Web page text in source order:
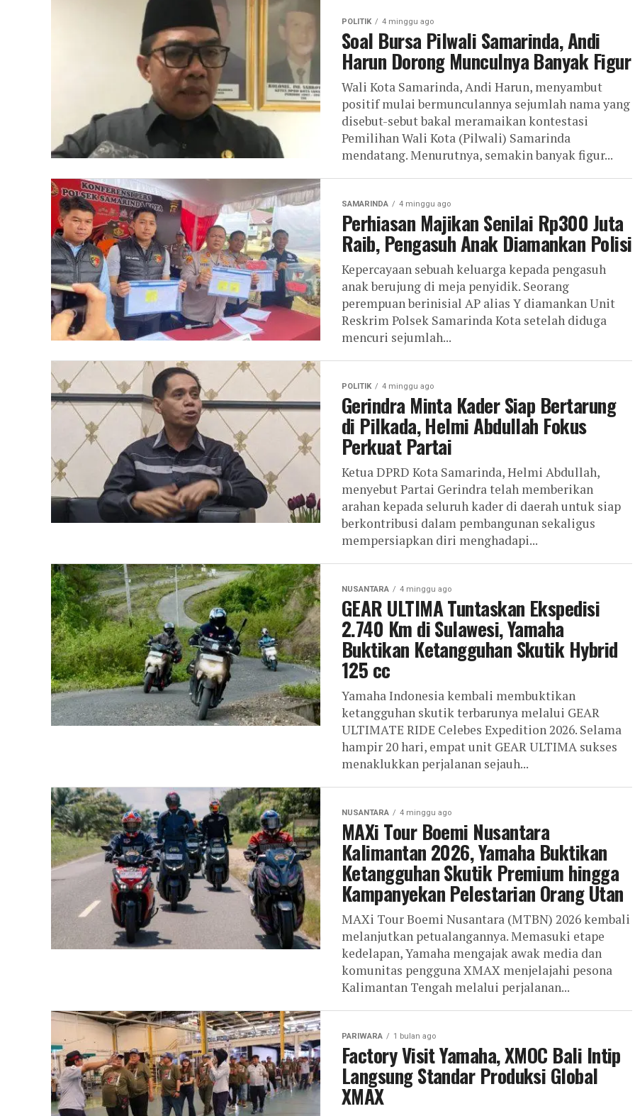
POLITIK 4 minggu ago
Soal Bursa Pilwali Samarinda, Andi
Harun Dorong Munculnya Banyak Figur
Wali Kota Samarinda, Andi Harun, menyambut
positif mulai bermunculannya sejumlah nama yang
disebut-sebut bakal meramaikan kontestasi
Pemilihan Wali Kota (Pilwali) Samarinda
mendatang. Menurutnya, semakin banyak figur...
SAMARINDA 4 minggu ago
Perhiasan Majikan Senilai Rp300 Juta
Raib, Pengasuh Anak Diamankan Polisi
Kepercayaan sebuah keluarga kepada pengasuh
anak berujung di meja penyidik. Seorang
perempuan berinisial AP alias Y diamankan Unit
Reskrim Polsek Samarinda Kota setelah diduga
mencuri sejumlah...
POLITIK 4 minggu ago
Gerindra Minta Kader Siap Bertarung
di Pilkada, Helmi Abdullah Fokus
Perkuat Partai
Ketua DPRD Kota Samarinda, Helmi Abdullah,
menyebut Partai Gerindra telah memberikan
arahan kepada seluruh kader di daerah untuk siap
berkontribusi dalam pembangunan sekaligus
mempersiapkan diri menghadapi...
NUSANTARA 4 minggu ago
GEAR ULTIMA Tuntaskan Ekspedisi
2.740 Km di Sulawesi, Yamaha
Buktikan Ketangguhan Skutik Hybrid
125 cc
Yamaha Indonesia kembali membuktikan
ketangguhan skutik terbarunya melalui GEAR
ULTIMATE RIDE Celebes Expedition 2026. Selama
hampir 20 hari, empat unit GEAR ULTIMA sukses
menaklukkan perjalanan sejauh...
NUSANTARA 4 minggu ago
MAXi Tour Boemi Nusantara
Kalimantan 2026, Yamaha Buktikan
Ketangguhan Skutik Premium hingga
Kampanyekan Pelestarian Orang Utan
MAXi Tour Boemi Nusantara (MTBN) 2026 kembali
melanjutkan petualangannya. Memasuki etape
kedelapan, Yamaha mengajak awak media dan
komunitas pengguna XMAX menjelajahi pesona
Kalimantan Tengah melalui perjalanan...
PARIWARA 1 bulan ago
Factory Visit Yamaha, XMOC Bali Intip
Langsung Standar Produksi Global
XMAX